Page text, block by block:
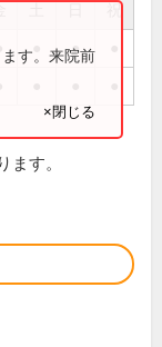
祝
●
す。来院前
×閉じる
ます。